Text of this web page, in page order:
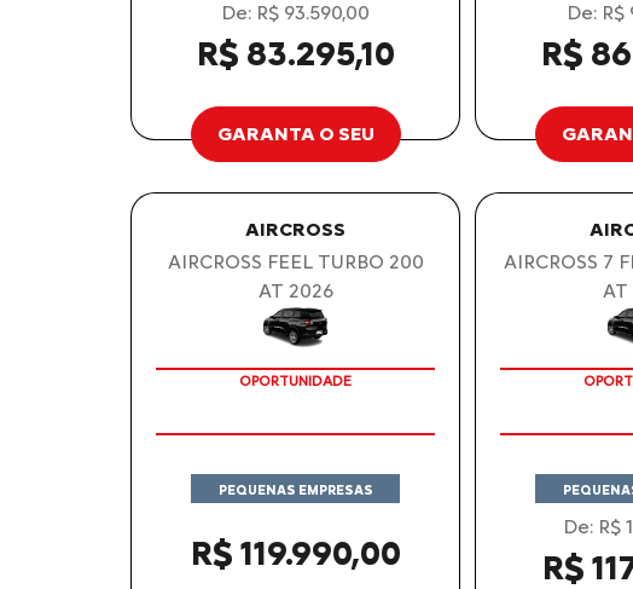
De: R$ 93.590,00
R$ 83.295,10
GARANTA O SEU
De: R$
R$
AIRCROSS
AIRCROSS FEEL TURBO 200
AT 2026
OPORTUNIDADE
PEQUENAS EMPRESAS
R$ 119.990,00
AIRCROSS 7
AT
De: R$
R$